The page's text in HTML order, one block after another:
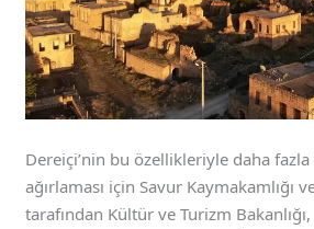
Dereiçi’nin bu özellikleriyle daha fazla
ağırlaması için Savur Kaymakamlığı
tarafından Kültür ve Turizm